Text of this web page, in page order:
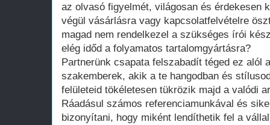
az olvasó figyelmét, világosan és érdekesen
végül vásárlásra vagy kapcsolatfelvételre
magad nem rendelkezel a szükséges írói
elég időd a folyamatos tartalomgyártásra?
Partnerünk csapata felszabadít téged ez alól
szakemberek, akik a te hangodban és
felületeid tökéletesen tükrözik majd a valódi
Ráadásul számos referenciamunkával és
bizonyítani, hogy miként lendíthetik fel a